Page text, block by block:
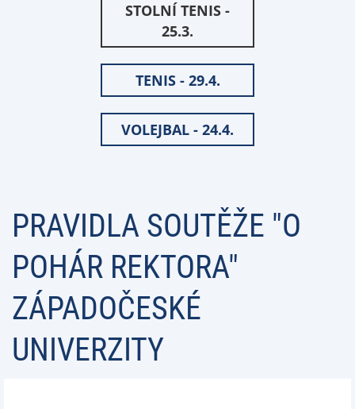
STOLNÍ TENIS -
25.3.
TENIS - 29.4.
VOLEJBAL - 24.4.
PRAVIDLA SOUTĚŽE "O
POHÁR REKTORA"
ZÁPADOČESKÉ
UNIVERZITY